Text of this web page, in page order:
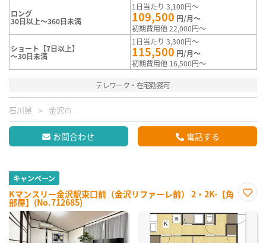
ロング
30日以上～360日未満
1日当たり 3,100円～
109,500 円/月～
初期費用他 22,000円～
ショート【7日以上】
～30日未満
1日当たり 3,300円～
115,500 円/月～
初期費用他 16,500円～
テレワーク・在宅勤務可
石川県 金沢市
お問合わせ 電話する
キャンペーン
Kマンスリー金沢駅東口前（金沢リファーレ前） 2・2K-【角
部屋】(No.712685)
に入
り登